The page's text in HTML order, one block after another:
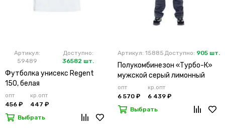
Артикул:
59489
Доступно:
36582 шт.
Футболка унисекс Regent
150, белая
опт
456 ₽
кр.опт
447 ₽
Выбрать
Артикул: 15885 Доступно: 905 шт.
Полукомбинезон «Турбо-К»
мужской серый лимонный
опт
6 570 ₽
кр.опт
6 439 ₽
Выбрать